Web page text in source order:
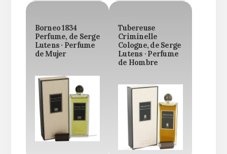
Borneo 1834
Perfume, de Serge
Lutens · Perfume
de Mujer
Tubereuse
Criminelle
Cologne, de Serge
Lutens · Perfume
de Hombre